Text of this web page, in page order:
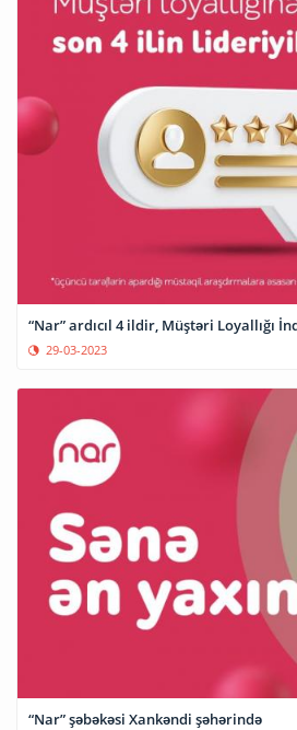
“Nar” ardıcıl 4 ildir, Müştəri Loyallığı
29-03-2023
“Nar” şəbəkəsi Xankəndi şəhərində